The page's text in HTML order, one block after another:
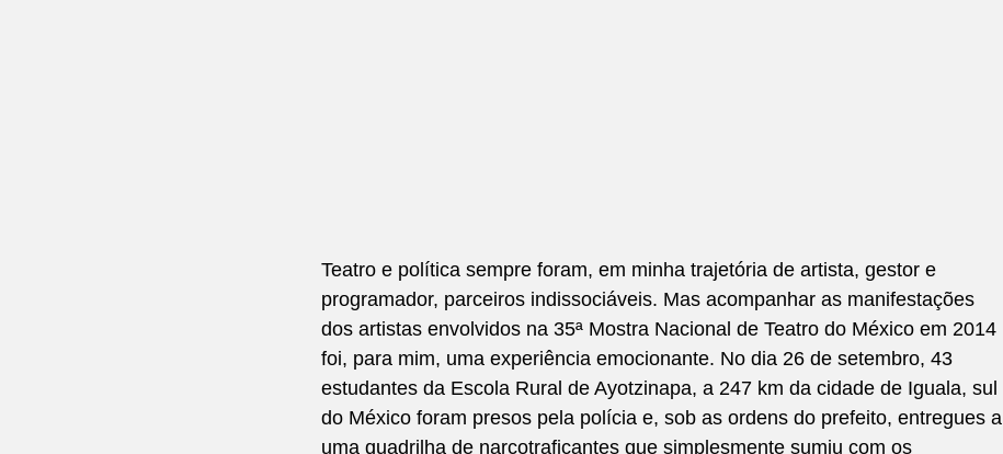
Teatro e política sempre foram, em minha trajetória de artista, gestor e
programador, parceiros indissociáveis. Mas acompanhar as manifestações
dos artistas envolvidos na 35ª Mostra Nacional de Teatro do México em 2014
foi, para mim, uma experiência emocionante. No dia 26 de setembro, 43
estudantes da Escola Rural de Ayotzinapa, a 247 km da cidade de Iguala, sul
do México foram presos pela polícia e, sob as ordens do prefeito, entregues a
uma quadrilha de narcotraficantes que simplesmente sumiu com os